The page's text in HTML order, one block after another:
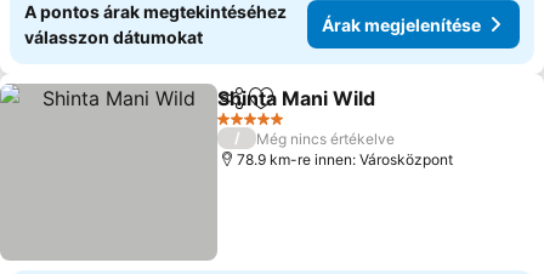
A pontos árak megtekintéséhez
válasszon dátumokat
Árak megjelenítése
Megosztás
Hozzáadás a kedvencekhez
Shinta Mani Wild
5 Kategória
/
Még nincs értékelve
78.9 km-re innen: Városközpont